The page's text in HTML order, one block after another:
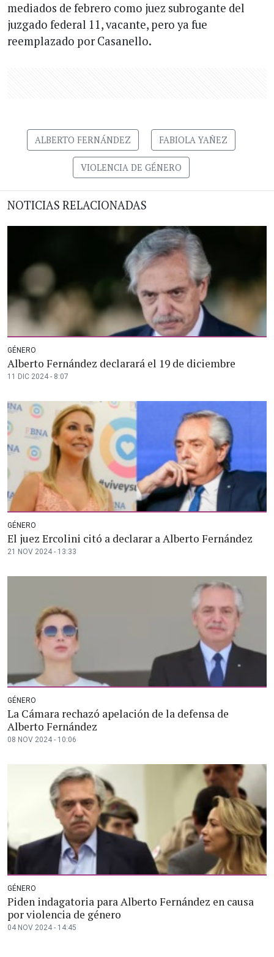
mediados de febrero como juez subrogante del
juzgado federal 11, vacante, pero ya fue
reemplazado por Casanello.
ALBERTO FERNÁNDEZ FABIOLA YAÑEZ
VIOLENCIA DE GÉNERO
NOTICIAS RELACIONADAS
GÉNERO
Alberto Fernández declarará el 19 de diciembre
11 DIC 2024 - 8:07
GÉNERO
El juez Ercolini citó a declarar a Alberto Fernández
21 NOV 2024 - 13:33
GÉNERO
La Cámara rechazó apelación de la defensa de
Alberto Fernández
08 NOV 2024 - 10:06
GÉNERO
Piden indagatoria para Alberto Fernández en causa
por violencia de género
04 NOV 2024 - 14:45